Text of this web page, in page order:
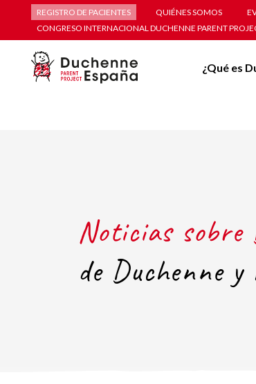
REGISTRO DE PACIENTES QUIÉNES SOMOS
CONGRESO INTERNACIONAL DUCHENNE PARENT
¿Qué es
Noticias
de Duchenne y